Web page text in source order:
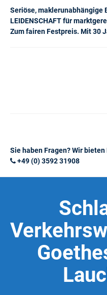
Seriöse, maklerunabhängige
LEIDENSCHAFT für
Zum fairen Festpreis. Mit 30
Sie haben Fragen? Wir
+49 (0) 3592 31908